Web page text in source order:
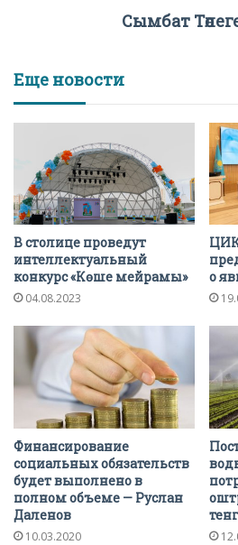
Сымбат
Еще новости
В столице проведут
интеллектуальный
конкурс «Көше мейрамы»
04.08.2023
о
Финансирование
социальных обязательств
будет выполнено в
полном объеме — Руслан
Даленов
10.03.2020